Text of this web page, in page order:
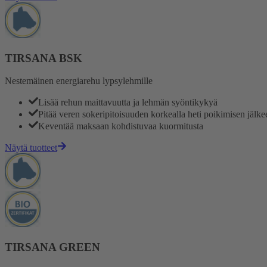
TIRSANA BSK
Nestemäinen energiarehu lypsylehmille
Lisää rehun maittavuutta ja lehmän syöntikykyä
Pitää veren sokeripitoisuuden korkealla heti poikimisen
Keventää maksaan kohdistuvaa kuormitusta
Näytä tuotteet
TIRSANA GREEN